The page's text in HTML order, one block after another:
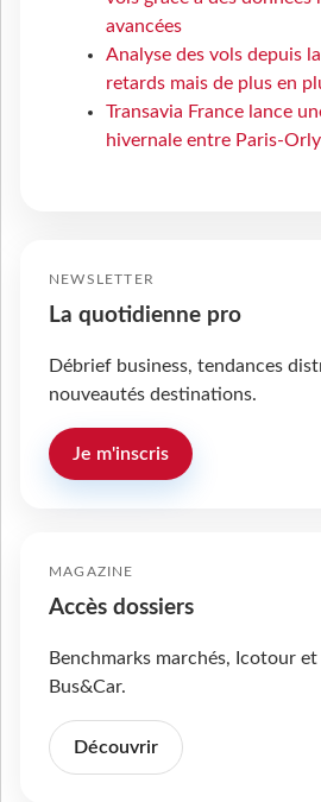
avancées
Analyse des vols depuis
retards mais de plus en
Transavia France lance
hivernale entre Paris-
NEWSLETTER
La quotidienne pro
Débrief business, tendances
nouveautés destinations.
Je m'inscris
MAGAZINE
Accès dossiers
Benchmarks marchés, Icotour
Bus&Car.
Découvrir